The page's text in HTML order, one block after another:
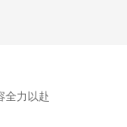
全力以赴